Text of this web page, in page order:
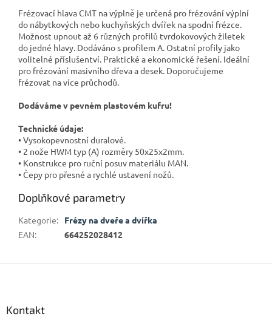
Frézovací hlava CMT na výplně je určená pro frézování výplní
do nábytkových nebo kuchyňských dvířek na spodní frézce.
Možnost upnout až 6 různých profilů tvrdokovových žiletek
do jedné hlavy. Dodáváno s profilem A. Ostatní profily jako
volitelné příslušentví. Praktické a ekonomické řešení. Ideální
pro frézování masivního dřeva a desek. Doporučujeme
frézovat na více průchodů.
Dodáváme v pevném plastovém kufru!
Technické údaje:
• Vysokopevnostní duralové.
• 2 nože HWM typ (A) rozměry 50x25x2mm.
• Konstrukce pro ruční posuv materiálu MAN.
• Čepy pro přesné a rychlé ustavení nožů.
Doplňkové parametry
Kategorie:
Frézy na dveře a dvířka
EAN: 664252028412
Kontakt